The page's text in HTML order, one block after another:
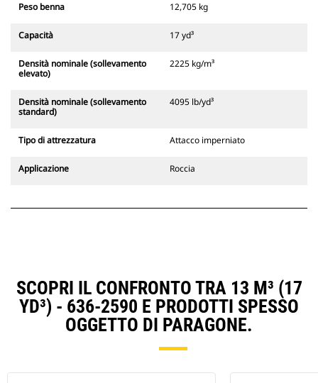
Peso benna 12,705 kg
Capacità 17 yd³
Densità nominale (sollevamento
elevato)
2225 kg/m³
Densità nominale (sollevamento
standard)
4095 lb/yd³
Tipo di attrezzatura Attacco imperniato
Applicazione Roccia
SCOPRI IL CONFRONTO TRA 13 M³ (17
YD³) - 636-2590 E PRODOTTI SPESSO
OGGETTO DI PARAGONE.